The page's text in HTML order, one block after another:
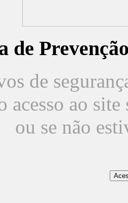
de
de
acesso ao
ou se não